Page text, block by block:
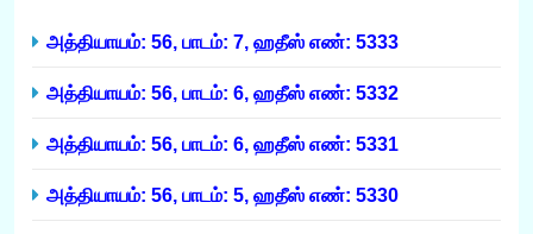
அத்தியாயம்: 56, பாடம்: 7, ஹதீஸ் எண்: 5333
அத்தியாயம்: 56, பாடம்: 6, ஹதீஸ் எண்: 5332
அத்தியாயம்: 56, பாடம்: 6, ஹதீஸ் எண்: 5331
அத்தியாயம்: 56, பாடம்: 5, ஹதீஸ் எண்: 5330